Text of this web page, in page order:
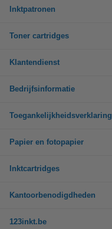
Inktpatronen
Toner cartridges
Klantendienst
Bedrijfsinformatie
Toegankelijkheidsverklaring
Papier en fotopapier
Inktcartridges
Kantoorbenodigdheden
123inkt.be